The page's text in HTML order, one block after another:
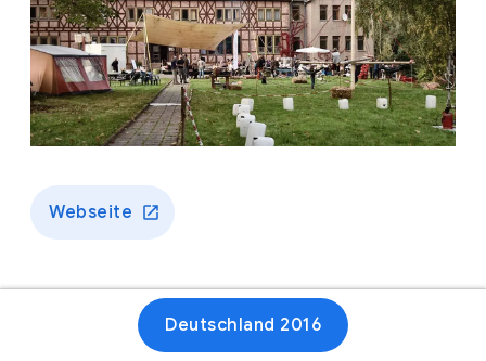
Webseite
Deutschland 2016